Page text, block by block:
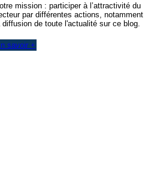
mission : participer à l’attractivité du
par différentes actions, notamment
diffusion de toute l'actualité sur ce blog.
savoir +